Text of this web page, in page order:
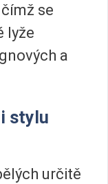
se
lyže
a
stylu
určitě